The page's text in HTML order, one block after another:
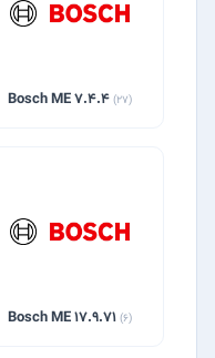
Bosch ME 7.4.4(27)
Bosch ME 17.9.71(6)